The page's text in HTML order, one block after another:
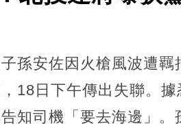
孫安佐因火槍風波遭
18日下午傳出失聯。
知司機「要去海邊」